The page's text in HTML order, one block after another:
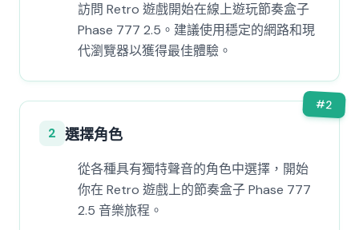
訪問 Retro 遊戲開始在線上遊玩節奏盒子
Phase 777 2.5。建議使用穩定的網路和現
代瀏覽器以獲得最佳體驗。
#2
2 選擇角色
從各種具有獨特聲音的角色中選擇，開始
你在 Retro 遊戲上的節奏盒子 Phase 777
2.5 音樂旅程。